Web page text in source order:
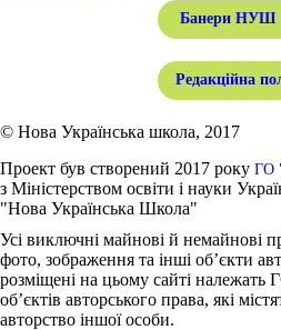
Банери НУШ
Редакційна
© Нова Українська школа, 2017
Проект був створений 2017 року ГО
з Міністерством освіти і науки
"Нова Українська Школа"
Усі виключні майнові й немайнові
фото, зображення та інші об’єкти
розміщені на цьому сайті належать
об’єктів авторського права, які
авторство іншої особи.